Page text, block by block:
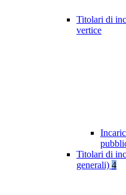
Titolari di
vertice
Titolari di
generali) 4